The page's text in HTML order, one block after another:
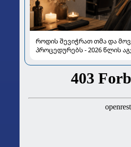
როდის შევიჭრათ თმა და
პროცედურებს - 2026 წლის